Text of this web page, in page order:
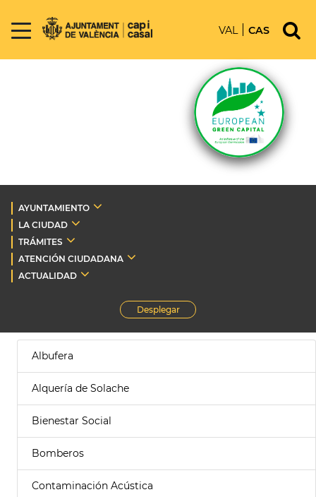
VAL CAS
AYUNTAMIENTO
LA CIUDAD
TRÁMITES
ATENCIÓN CIUDADANA
ACTUALIDAD
Desplegar
Albufera
Alquería de Solache
Bienestar Social
Bomberos
Contaminación Acústica